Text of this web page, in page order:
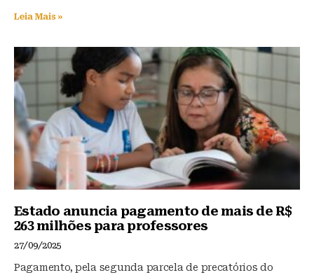
Leia Mais »
Estado anuncia pagamento de mais de R$
263 milhões para professores
27/09/2025
Pagamento, pela segunda parcela de precatórios do